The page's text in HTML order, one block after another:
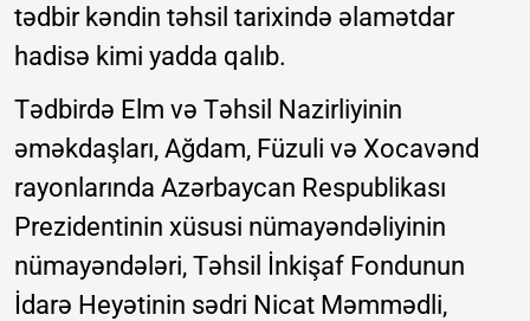
tədbir kəndin təhsil tarixində əlamətdar
hadisə kimi yadda qalıb.
Tədbirdə Elm və Təhsil Nazirliyinin
əməkdaşları, Ağdam, Füzuli və Xocavənd
rayonlarında Azərbaycan Respublikası
Prezidentinin xüsusi nümayəndəliyinin
nümayəndələri, Təhsil İnkişaf Fondunun
İdarə Heyətinin sədri Nicat Məmmədli,